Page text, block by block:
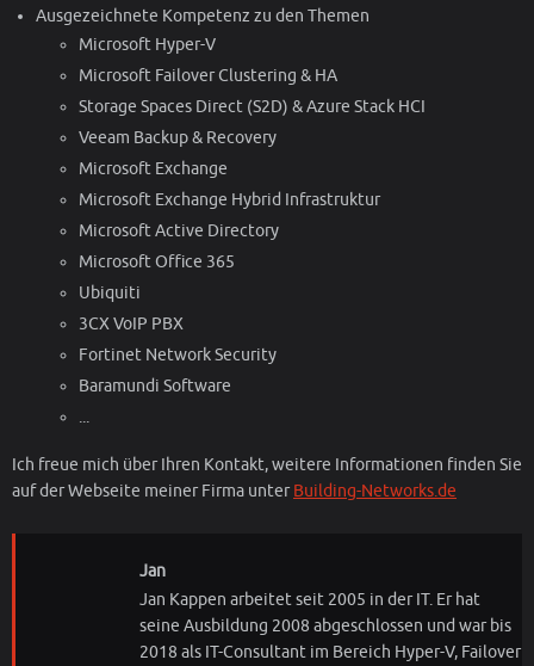
Ausgezeichnete Kompetenz zu den Themen
Microsoft Hyper-V
Microsoft Failover Clustering & HA
Storage Spaces Direct (S2D) & Azure Stack HCI
Veeam Backup & Recovery
Microsoft Exchange
Microsoft Exchange Hybrid Infrastruktur
Microsoft Active Directory
Microsoft Office 365
Ubiquiti
3CX VoIP PBX
Fortinet Network Security
Baramundi Software
...
Ich freue mich über Ihren Kontakt, weitere Informationen finden Sie
auf der Webseite meiner Firma unter Building-Networks.de
Jan
Jan Kappen arbeitet seit 2005 in der IT. Er hat
seine Ausbildung 2008 abgeschlossen und war bis
2018 als IT-Consultant im Bereich Hyper-V, Failover